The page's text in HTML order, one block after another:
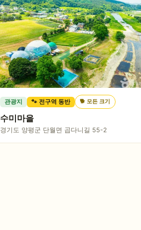
관광지 🐾 전구역 동반 🐕 모든 크기
수미마을
경기도 양평군 단월면 곱다니길 55-2